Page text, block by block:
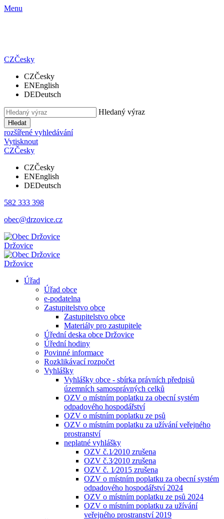
Menu
CZČesky
CZČesky
ENEnglish
DEDeutsch
Hledaný výraz
Hledat
rozšířené vyhledávání
Vytisknout
CZČesky
CZČesky
ENEnglish
DEDeutsch
582 333 398
obec@drzovice.cz
Držovice
Držovice
Úřad
Úřad obce
e-podatelna
Zastupitelstvo obce
Zastupitelstvo obce
Materiály pro zastupitele
Úřední deska obce Držovice
Úřední hodiny
Povinné informace
Rozklikávací rozpočet
Vyhlášky
Vyhlášky obce - sbírka právních předpisů
územních samosprávných celků
OZV o místním poplatku za obecní systém
odpadového hospodářství
OZV o místním poplatku ze psů
OZV o místním poplatku za užívání veřejného
prostranství
neplatné vyhlášky
OZV č.1⁄2010 zrušena
OZV č.3⁄2010 zrušena
OZV č. 1⁄2015 zrušena
OZV o místním poplatku za obecní systém
odpadového hospodářství 2024
OZV o místním poplatku ze psů 2024
OZV o místním poplatku za užívání
veřejného prostranství 2019